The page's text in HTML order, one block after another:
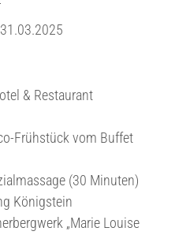
& Restaurant
Frühstück vom Buffet
(30 Minuten)
Königstein
„Marie Louise